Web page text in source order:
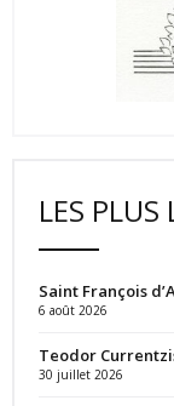
LES PLUS
Saint François
6 août 2026
Teodor
30 juillet 2026